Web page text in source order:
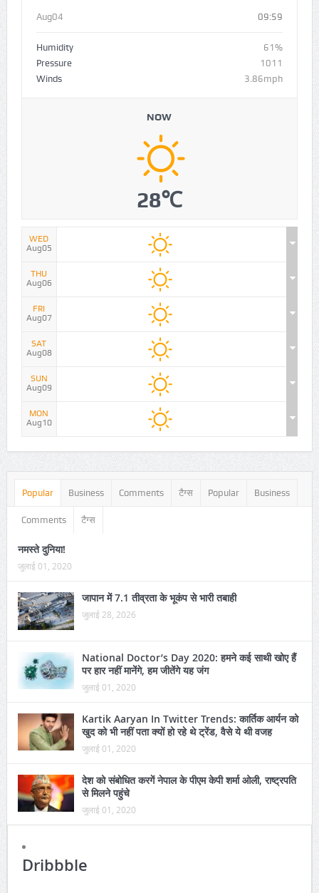
Aug04 09:59
Humidity
61%
Pressure
1011
Winds
3.86mph
NOW
28℃
WED
Aug05
THU
Aug06
FRI
Aug07
SAT
Aug08
SUN
Aug09
MON
Aug10
Popular Business Comments टैग्स Popular Business
Comments टैग्स
नमस्ते दुनिया!
जुलाई 01, 2020
जापान में 7.1 तीव्रता के भूकंप से भारी तबाही
जुलाई 28, 2026
National Doctor’s Day 2020: हमने कई साथी खोए हैं
पर हार नहीं मानेंगे, हम जीतेंगे यह जंग
जुलाई 01, 2020
Kartik Aaryan In Twitter Trends: कार्तिक आर्यन को
खुद को भी नहीं पता क्यों हो रहे थे ट्रेंड, वैसे ये थी वजह
जुलाई 01, 2020
देश को संबोधित करगें नेपाल के पीएम केपी शर्मा ओली, राष्ट्रपति
से मिलने पहुंचे
जुलाई 01, 2020
Dribbble